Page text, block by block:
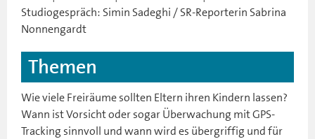
Studiogespräch: Simin Sadeghi / SR-Reporterin Sabrina
Nonnengardt
Themen
Wie viele Freiräume sollten Eltern ihren Kindern lassen?
Wann ist Vorsicht oder sogar Überwachung mit GPS-
Tracking sinnvoll und wann wird es übergriffig und für